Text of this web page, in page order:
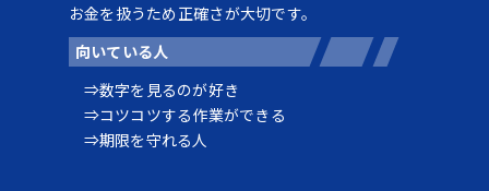
お金を扱うため正確さが大切です。
向いている人
数字を見るのが好き
コツコツする作業ができる
期限を守れる人